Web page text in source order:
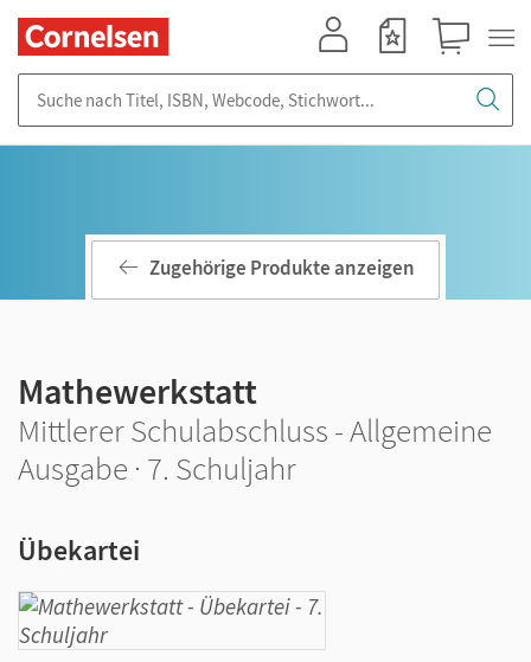
Zugehörige Produkte anzeigen
Mathewerkstatt
Mittlerer Schulabschluss - Allgemeine
Ausgabe · 7. Schuljahr
Übekartei